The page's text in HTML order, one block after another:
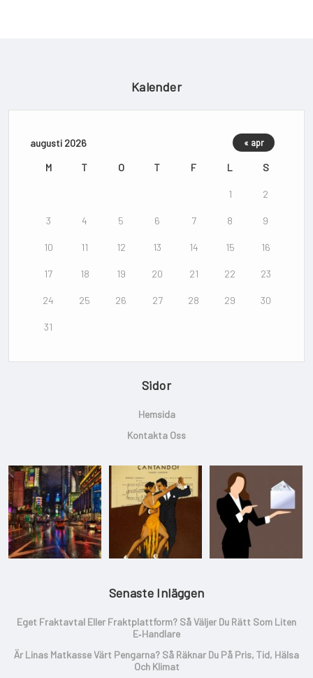
Kalender
augusti 2026
M T O T F L S
1 2
3 4 5 6 7 8 9
10 11 12 13 14 15 16
17 18 19 20 21 22 23
24 25 26 27 28 29 30
31
« apr
Sidor
Hemsida
Kontakta Oss
Senaste Inläggen
Eget Fraktavtal Eller Fraktplattform? Så Väljer Du Rätt Som Liten
E‑handlare
Är Linas Matkasse Värt Pengarna? Så Räknar Du På Pris, Tid, Hälsa
Och Klimat